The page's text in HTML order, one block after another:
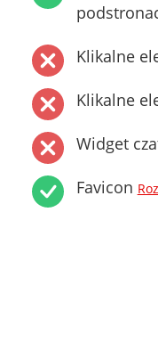
Klikalne
Klikalne
Widget
Favicon